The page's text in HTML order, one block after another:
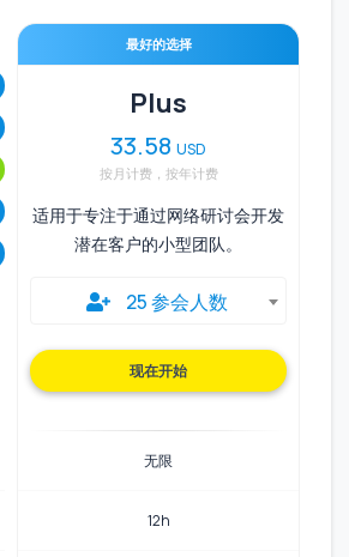
最好的选择
Plus
33.58 USD
按月计费，按年计费
适用于专注于通过网络研讨会开发
潜在客户的小型团队。
25 参会人数
现在开始
无限
12h